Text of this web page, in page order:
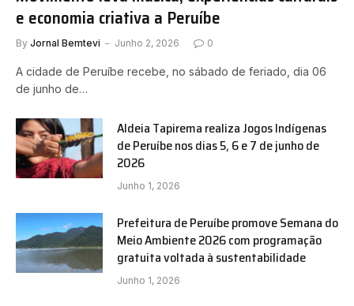
e economia criativa a Peruíbe
By Jornal Bemtevi Junho 2, 2026 0
A cidade de Peruíbe recebe, no sábado de feriado, dia 06
de junho de…
Aldeia Tapirema realiza Jogos Indígenas
de Peruíbe nos dias 5, 6 e 7 de junho de
2026
Junho 1, 2026
Prefeitura de Peruíbe promove Semana do
Meio Ambiente 2026 com programação
gratuita voltada à sustentabilidade
Junho 1, 2026